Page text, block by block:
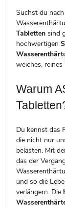
Suchst du
Tablettensind
hochwertigen
weiches, reines
Warum
Du kennst das
die nicht nur
belasten. Mit
das der
und so die
verlängern. Die